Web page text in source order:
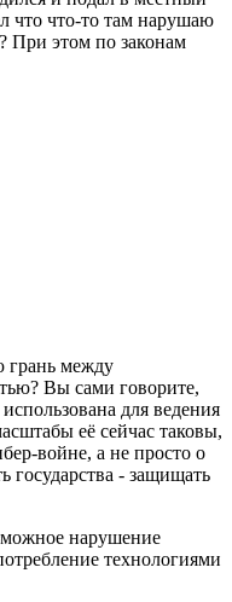
что что-то там нарушаю
При этом по законам
грань между
Вы сами говорите,
для ведения
её сейчас таковы,
войне, а не просто о
государства - защищать
нарушение
технологиями